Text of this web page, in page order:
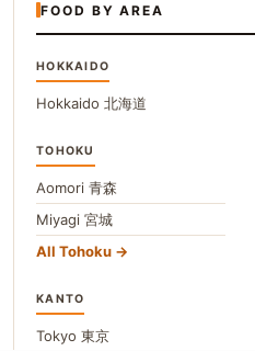
FOOD BY AREA
HOKKAIDO
Hokkaido 北海道
TOHOKU
Aomori 青森
Miyagi 宮城
All Tohoku
KANTO
Tokyo 東京